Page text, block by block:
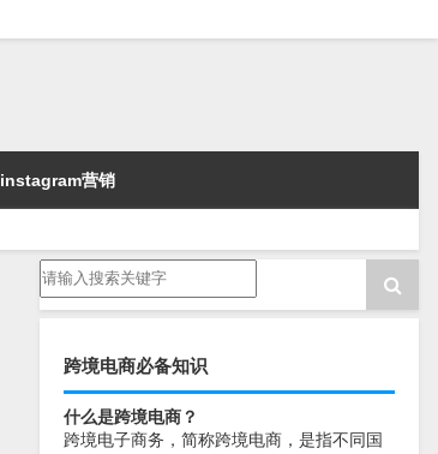
instagram营销
跨境电商必备知识
什么是跨境电商？
跨境电子商务，简称跨境电商，是指不同国